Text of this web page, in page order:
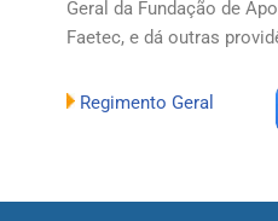
Geral da Fundação de
Faetec, e dá outras
Regimento Geral